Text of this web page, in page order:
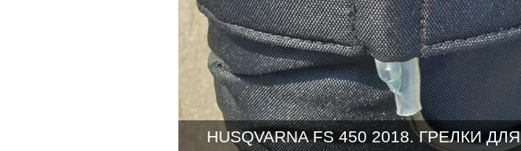
HUSQVARNA FS 450 2018. ГРЕЛКИ ДЛЯ